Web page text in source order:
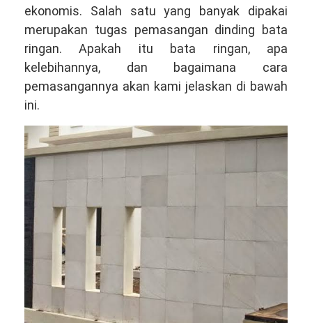
ekonomis. Salah satu yang banyak dipakai
merupakan tugas pemasangan dinding bata
ringan. Apakah itu bata ringan, apa
kelebihannya, dan bagaimana cara
pemasangannya akan kami jelaskan di bawah
ini.